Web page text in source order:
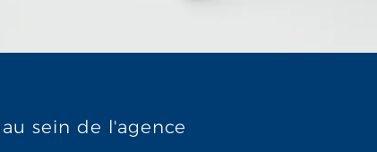
sein de l'agence